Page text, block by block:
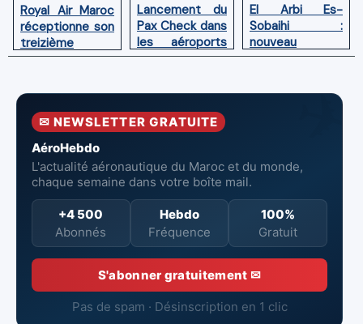
Royal Air Maroc
réceptionne son
treizième
Boeing 787
Lancement du
Pax Check dans
les aéroports
du Maroc
El Arbi Es-
Sobaihi :
nouveau
directeur à la
l’Aéroport
Mohammed V
✉ NEWSLETTER GRATUITE
AéroHebdo
L'actualité aéronautique du Maroc et du monde,
chaque semaine dans votre boîte mail.
+4 500
Abonnés
Hebdo
Fréquence
100%
Gratuit
S'abonner gratuitement ✉
Pas de spam · Désinscription en 1 clic